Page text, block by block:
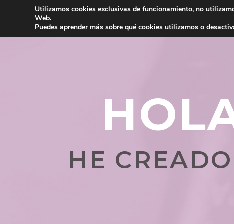
HE
Utilizamos cookies exclusivas de funcionamiento, no
Web.
Puedes aprender más sobre qué cookies utilizamos o